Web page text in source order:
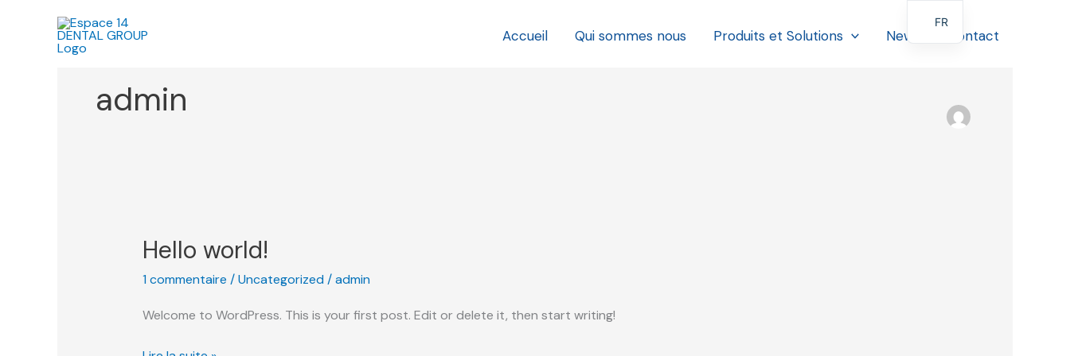
Accueil Qui sommes nous Produits et Solutions News Contact
admin
Hello world!
1 commentaire /Uncategorized /admin
Welcome to WordPress. This is your first post. Edit or delete it, then start writing!
Hello
FR